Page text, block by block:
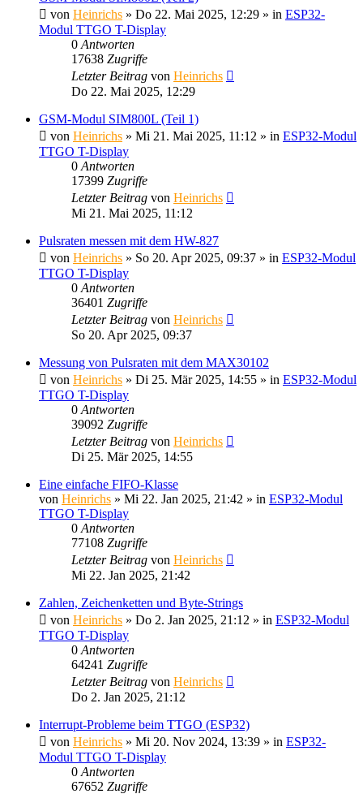
von Heinrichs » Do 22. Mai 2025, 12:29 » in ESP32-
Modul TTGO T-Display
0 Antworten
17638 Zugriffe
Letzter Beitrag von Heinrichs
Do 22. Mai 2025, 12:29
GSM-Modul SIM800L (Teil 1)
von Heinrichs » Mi 21. Mai 2025, 11:12 » in ESP32-Modul
TTGO T-Display
0 Antworten
17399 Zugriffe
Letzter Beitrag von Heinrichs
Mi 21. Mai 2025, 11:12
Pulsraten messen mit dem HW-827
von Heinrichs » So 20. Apr 2025, 09:37 » in ESP32-Modul
TTGO T-Display
0 Antworten
36401 Zugriffe
Letzter Beitrag von Heinrichs
So 20. Apr 2025, 09:37
Messung von Pulsraten mit dem MAX30102
von Heinrichs » Di 25. Mär 2025, 14:55 » in ESP32-Modul
TTGO T-Display
0 Antworten
39092 Zugriffe
Letzter Beitrag von Heinrichs
Di 25. Mär 2025, 14:55
Eine einfache FIFO-Klasse
von Heinrichs » Mi 22. Jan 2025, 21:42 » in ESP32-Modul
TTGO T-Display
0 Antworten
77108 Zugriffe
Letzter Beitrag von Heinrichs
Mi 22. Jan 2025, 21:42
Zahlen, Zeichenketten und Byte-Strings
von Heinrichs » Do 2. Jan 2025, 21:12 » in ESP32-Modul
TTGO T-Display
0 Antworten
64241 Zugriffe
Letzter Beitrag von Heinrichs
Do 2. Jan 2025, 21:12
Interrupt-Probleme beim TTGO (ESP32)
von Heinrichs » Mi 20. Nov 2024, 13:39 » in ESP32-
Modul TTGO T-Display
0 Antworten
67652 Zugriffe